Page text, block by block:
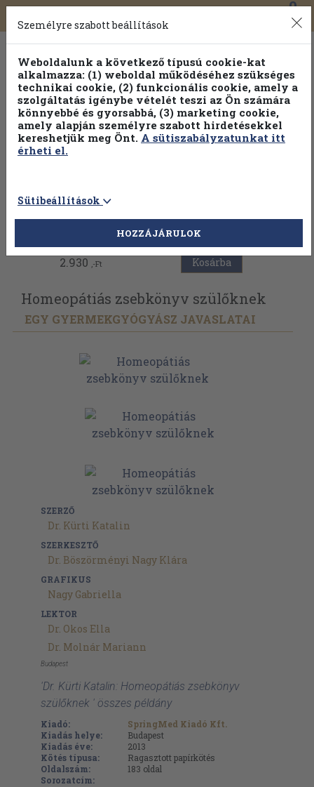
Toggle
navigation
0
Válogasson több mint 1.000.000 kiadványunk közül
100% kedvezménnyel!
Vissza az előző oldalra
2.930 ,-Ft Kosárba
Homeopátiás zsebkönyv szülőknek
EGY GYERMEKGYÓGYÁSZ JAVASLATAI
SZERZŐ
Dr. Kürti Katalin
SZERKESZTŐ
Dr. Böszörményi Nagy Klára
GRAFIKUS
Nagy Gabriella
LEKTOR
Dr. Okos Ella
Dr. Molnár Mariann
Budapest
'Dr. Kürti Katalin: Homeopátiás zsebkönyv
szülőknek ' összes példány
Kiadó:
SpringMed Kiadó Kft.
Kiadás helye:
Budapest
Kiadás éve:
2013
Kötés típusa:
Ragasztott papírkötés
Oldalszám:
183 oldal
Sorozatcím:
Személyre szabott beállítások
Weboldalunk a következő típusú cookie-kat
alkalmazza: (1) weboldal működéséhez szükséges
technikai cookie, (2) funkcionális cookie, amely a
szolgáltatás igénybe vételét teszi az Ön számára
könnyebbé és gyorsabbá, (3) marketing cookie,
amely alapján személyre szabott hirdetésekkel
kereshetjük meg Önt. A sütiszabályzatunkat itt
érheti el.
Sütibeállítások
HOZZÁJÁRULOK